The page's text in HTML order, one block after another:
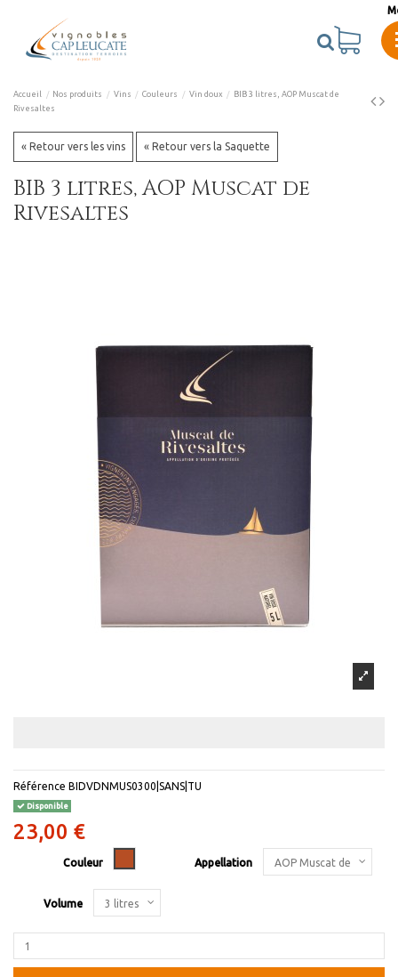
Accueil Nos produits Vins Couleurs Vin doux
BIB 3 litres, AOP Muscat de
Rivesaltes
« Retour vers les vins « Retour vers la Saquette
BIB 3 litres, AOP Muscat de
Rivesaltes
Référence BIDVDNMUS0300|SANS|TU
Disponible
23,00 €
Couleur Appellation
Volume